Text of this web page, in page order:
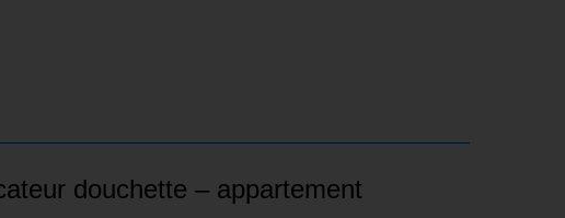
douchette – appartement